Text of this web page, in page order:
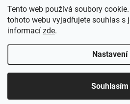
Tento web používá soubory
tohoto webu vyjadřujete souhlas s
informací zde.
Nastavení
Souhlasím
Copyright 2026Hornshop. Všechna práva
cookies